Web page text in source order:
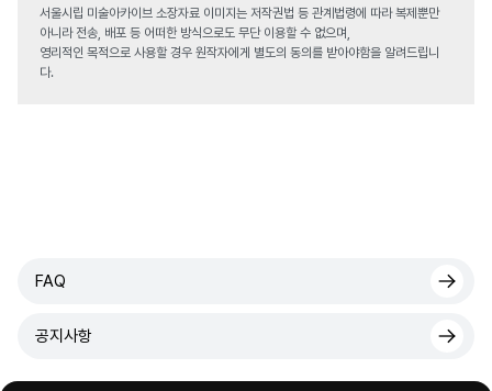
서울시립 미술아카이브 소장자료 이미지는 저작권법 등 관계법령에 따라 복제뿐만
아니라 전송, 배포 등 어떠한 방식으로도 무단 이용할 수 없으며,
영리적인 목적으로 사용할 경우 원작자에게 별도의 동의를 받아야함을 알려드립니
다.
FAQ
공지사항